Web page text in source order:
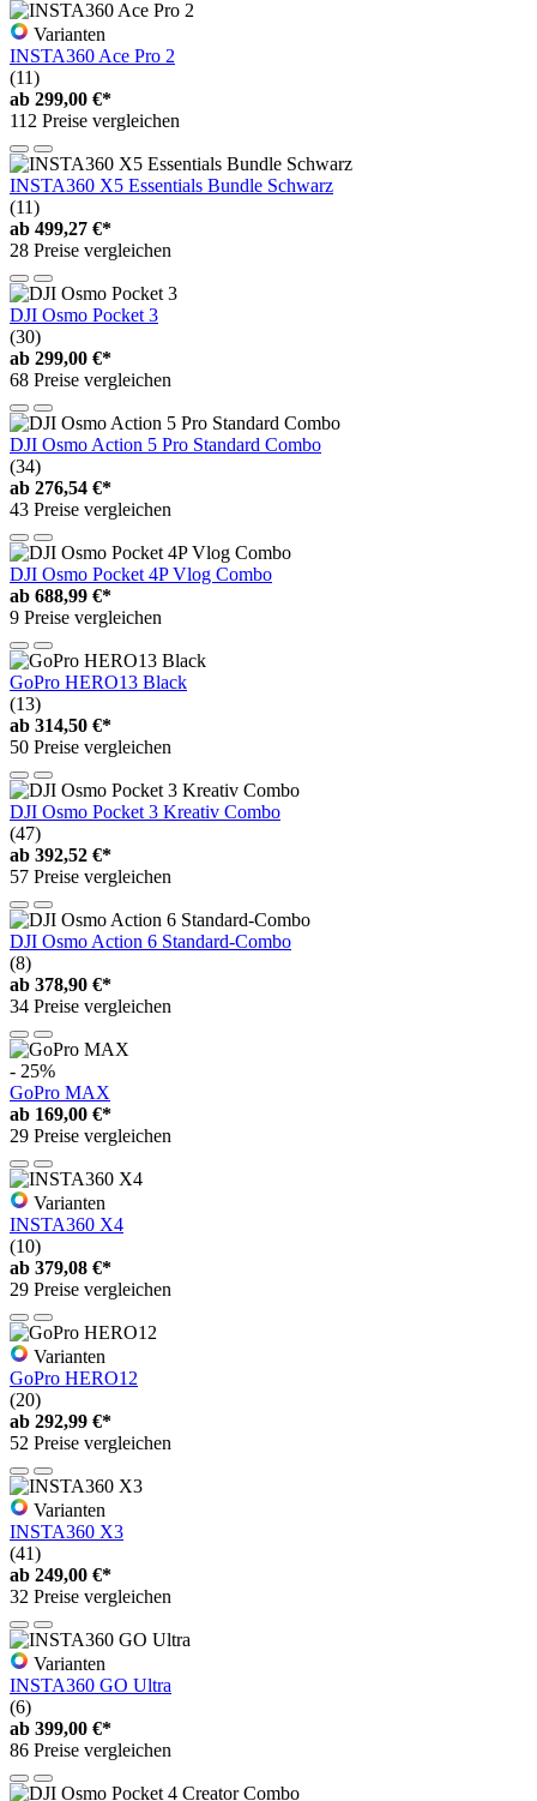
Varianten
INSTA360 Ace Pro 2
(11)
ab 299,00 €*
112 Preise vergleichen
INSTA360 X5 Essentials Bundle Schwarz
(11)
ab 499,27 €*
28 Preise vergleichen
DJI Osmo Pocket 3
(30)
ab 299,00 €*
68 Preise vergleichen
DJI Osmo Action 5 Pro Standard Combo
(34)
ab 276,54 €*
43 Preise vergleichen
DJI Osmo Pocket 4P Vlog Combo
ab 688,99 €*
9 Preise vergleichen
GoPro HERO13 Black
(13)
ab 314,50 €*
50 Preise vergleichen
DJI Osmo Pocket 3 Kreativ Combo
(47)
ab 392,52 €*
57 Preise vergleichen
DJI Osmo Action 6 Standard-Combo
(8)
ab 378,90 €*
34 Preise vergleichen
- 25%
GoPro MAX
ab 169,00 €*
29 Preise vergleichen
Varianten
INSTA360 X4
(10)
ab 379,08 €*
29 Preise vergleichen
Varianten
GoPro HERO12
(20)
ab 292,99 €*
52 Preise vergleichen
Varianten
INSTA360 X3
(41)
ab 249,00 €*
32 Preise vergleichen
Varianten
INSTA360 GO Ultra
(6)
ab 399,00 €*
86 Preise vergleichen